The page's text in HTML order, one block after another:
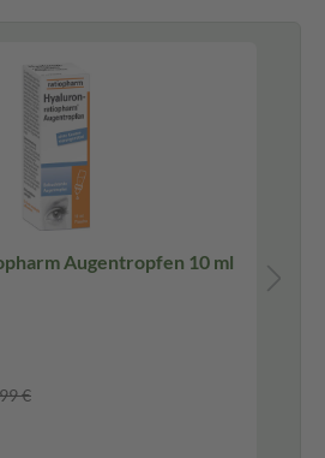
Augentropfen 10 ml
€